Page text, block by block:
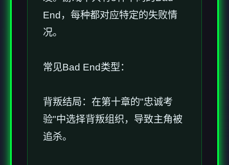
End，每种都对应特定的失败情
况。
常见Bad End类型：
背叛结局：在第十章的"忠诚考
验"中选择背叛组织，导致主角被
追杀。